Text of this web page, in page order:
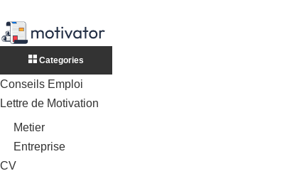
Categories
Conseils Emploi
Lettre de Motivation
Metier
Entreprise
CV